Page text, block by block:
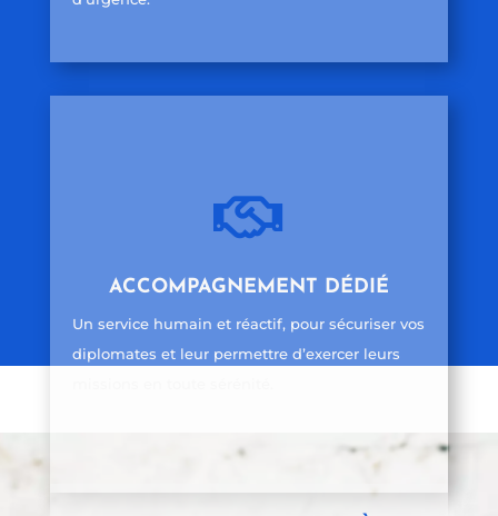

ACCOMPAGNEMENT DÉDIÉ
Un service humain et réactif, pour sécuriser vos
diplomates et leur permettre d’exercer leurs